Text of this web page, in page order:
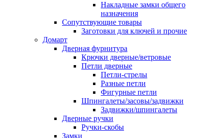
Накладные замки общего
назначения
Сопутствующие товары
Заготовки для ключей и прочие
Домарт
Дверная фурнитура
Крючки дверные/ветровые
Петли дверные
Петли-стрелы
Разные петли
Фигурные петли
Шпингалеты/засовы/задвижки
Задвижки/шпингалеты
Дверные ручки
Ручки-скобы
Замки